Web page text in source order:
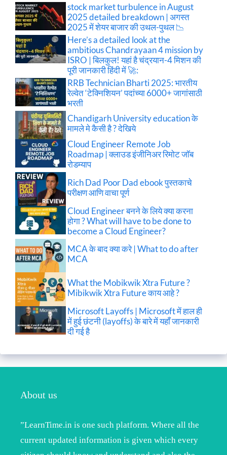
stock market turbulence in August
2025 detailed breakdown | अगस्त
2025 में शेयर बाजार की उथल-पुथल 📉
Here’s a detailed look at the
ambitious Chandrayaan 4 mission by
ISRO | बिलकुल! यहां है चंद्रयान-4 मिशन की
पूरी जानकारी हिंदी में 🚀:
RRB Technician Bharti 2025: भारतीय
रेल्वेत ‘टेक्निशियन’ पदांच्या 6000+ जागांसाठी
भरती
Chandigarh University education के
मामले मे कैसी है ? देखिये
Cloud Engineer Remote Job
Roadmap | क्लाउड इंजीनिअर रिमोट जॉब
रोडम्याप
Rich Dad Poor Dad ebook पुस्तकाचे
परीक्षण आणि वाचा पूर्ण
Cloud Engineer बनने के लिये क्या करना
होगा ? What will have to be done to
become a Cloud Engineer?
MCA के बाद क्या करे | What to do after
MCA
What the Mobikwik Xtra Future ?
Mibikwik Xtra Future काय आहे ?
Microsoft Layoffs | Microsoft में हाल ही
में हुई छंटनी (layoffs) के बारे में यहाँ जानकारी
दी गई है
About us
”LearnTime.in is one such platform. Where all the
current updated information is given which every